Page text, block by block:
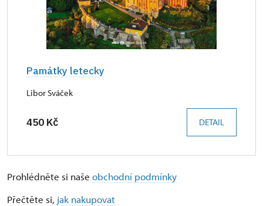
Památky letecky
Libor Sváček
450 Kč DETAIL
Prohlédněte si naše obchodní podmínky
Přečtěte si, jak nakupovat